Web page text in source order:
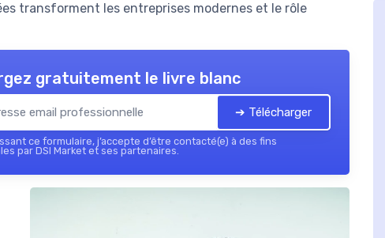
transforment les entreprises modernes et le rôle
gratuitement le livre blanc
➔ Télécharger
ce formulaire, j’accepte d’être contacté(e) à des fins
par DSI Market et ses partenaires.